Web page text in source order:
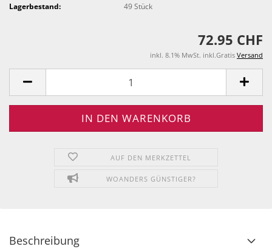
Lagerbestand:
49Stück
72.95 CHF
inkl. 8.1% MwSt. inkl.Gratis Versand
AUF DEN MERKZETTEL
WOANDERS GÜNSTIGER?
Beschreibung